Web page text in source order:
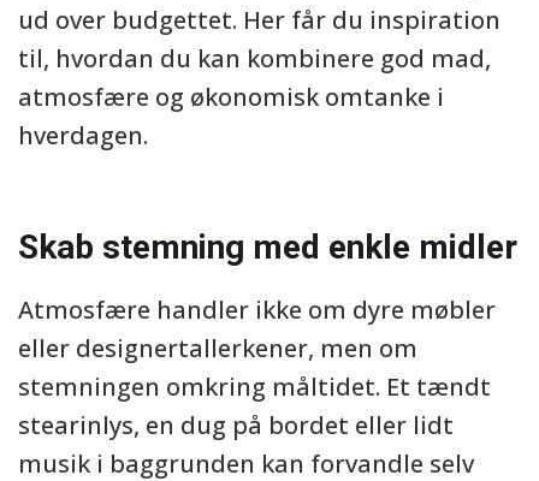
ud over budgettet. Her får du inspiration
til, hvordan du kan kombinere god mad,
atmosfære og økonomisk omtanke i
hverdagen.
Skab stemning med enkle midler
Atmosfære handler ikke om dyre møbler
eller designertallerkener, men om
stemningen omkring måltidet. Et tændt
stearinlys, en dug på bordet eller lidt
musik i baggrunden kan forvandle selv